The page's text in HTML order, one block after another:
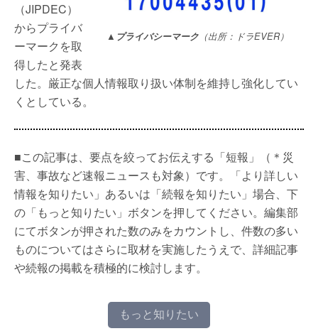
▲プライバシーマーク（出所：ドラEVER）
（JIPDEC）
からプライバ
ーマークを取
得したと発表
した。厳正な個人情報取り扱い体制を維持し強化してい
くとしている。
■この記事は、要点を絞ってお伝えする「短報」（＊災
害、事故など速報ニュースも対象）です。「より詳しい
情報を知りたい」あるいは「続報を知りたい」場合、下
の「もっと知りたい」ボタンを押してください。編集部
にてボタンが押された数のみをカウントし、件数の多い
ものについてはさらに取材を実施したうえで、詳細記事
や続報の掲載を積極的に検討します。
もっと知りたい